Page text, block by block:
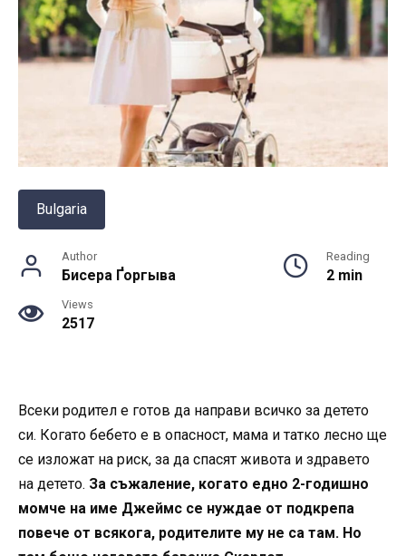
Bulgaria
Author
Бисера Ґоргыва
Reading
2 min
Views
2517
Всеки родител е готов да направи всичко за детето
си. Когато бебето е в опасност, мама и татко лесно ще
се изложат на риск, за да спасят живота и здравето
на детето. За съжаление, когато едно 2-годишно
момче на име Джеймс се нуждае от подкрепа
повече от всякога, родителите му не са там. Но